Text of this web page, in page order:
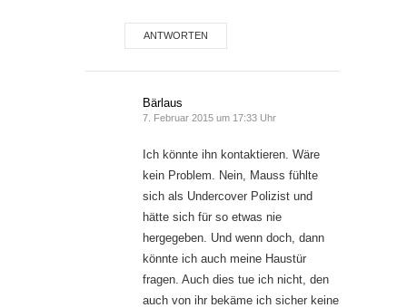
ANTWORTEN
Bärlaus
7. Februar 2015 um 17:33 Uhr
Ich könnte ihn kontaktieren. Wäre
kein Problem. Nein, Mauss fühlte
sich als Undercover Polizist und
hätte sich für so etwas nie
hergegeben. Und wenn doch, dann
könnte ich auch meine Haustür
fragen. Auch dies tue ich nicht, den
auch von ihr bekäme ich sicher keine